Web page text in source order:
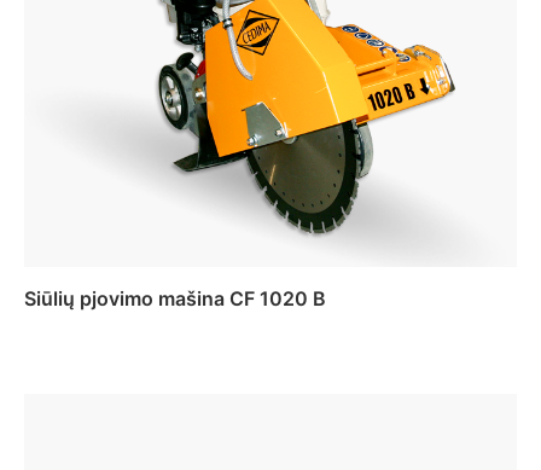
Siūlių pjovimo mašina CF 1020 B